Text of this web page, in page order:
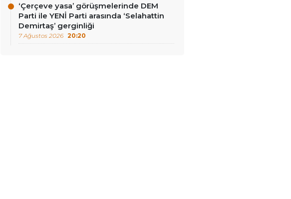
‘Çerçeve yasa’ görüşmelerinde DEM
Parti ile YENİ Parti arasında ‘Selahattin
Demirtaş’ gerginliği
7 Ağustos 2026 20:20